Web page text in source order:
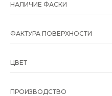
НАЛИЧИЕ ФАСКИ
ФАКТУРА ПОВЕРХНОСТИ
ЦВЕТ
ПРОИЗВОДСТВО